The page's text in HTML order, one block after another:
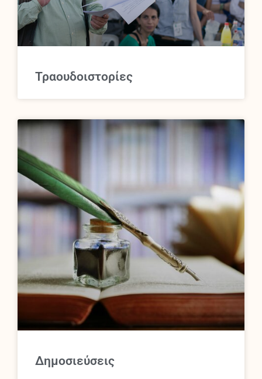
Τραουδοιστορίες
Δημοσιεύσεις